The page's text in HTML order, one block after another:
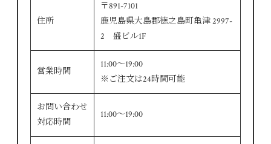
住所
〒891-7101
鹿児島県大島郡徳之島町亀津 2997-
2 盛ビル1F
営業時間
11:00～19:00
※ご注文は24時間可能
お問い合わせ
対応時間
11:00～19:00